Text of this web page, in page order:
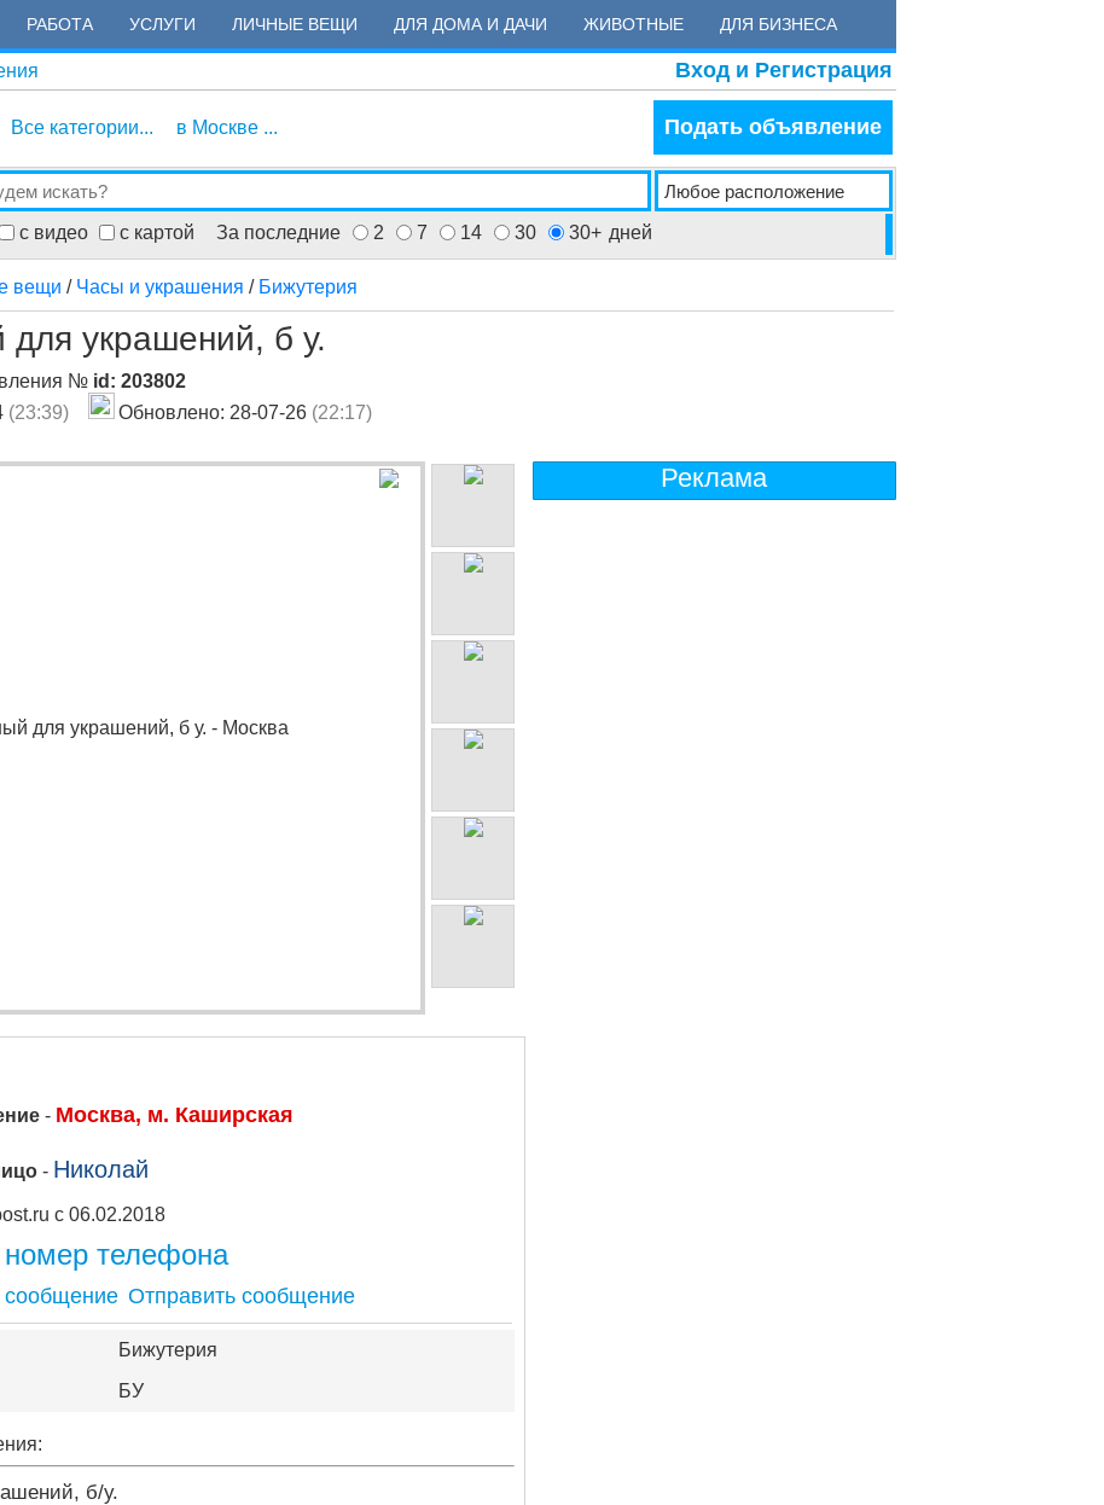
РАБОТА УСЛУГИ ЛИЧНЫЕ ВЕЩИ ДЛЯ ДОМА И ДАЧИ ЖИВОТНЫЕ ДЛЯ БИЗНЕСА
Вход и Регистрация
Все категории... в Москве ... Подать объявление
с видео с картой За последние 2 7 14 30 30+ дней
вещи / Часы и украшения / Бижутерия
украшений, б у.
№ id: 203802
(23:39) Обновлено: 28-07-26 (22:17)
- Москва, м. Каширская
- Николай
Apipost.ru с 06.02.2018
номер телефона
Отправить сообщение
Бижутерия
БУ
б/у.
Реклама